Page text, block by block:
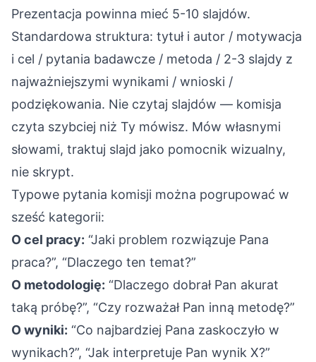
Prezentacja powinna mieć 5-10 slajdów.
Standardowa struktura: tytuł i autor / motywacja
i cel / pytania badawcze / metoda / 2-3 slajdy z
najważniejszymi wynikami / wnioski /
podziękowania. Nie czytaj slajdów — komisja
czyta szybciej niż Ty mówisz. Mów własnymi
słowami, traktuj slajd jako pomocnik wizualny,
nie skrypt.
Typowe pytania komisji można pogrupować w
sześć kategorii:
O cel pracy: “Jaki problem rozwiązuje Pana
praca?”, “Dlaczego ten temat?”
O metodologię: “Dlaczego dobrał Pan akurat
taką próbę?”, “Czy rozważał Pan inną metodę?”
O wyniki: “Co najbardziej Pana zaskoczyło w
wynikach?”, “Jak interpretuje Pan wynik X?”